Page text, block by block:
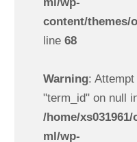
content/themes/
line 68
Warning:
"term_id" on null
/home/
ml/wp-